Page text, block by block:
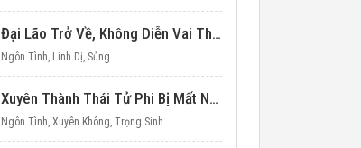
Đại Lão Trở Về, Không Diễn Vai Thiên Kim Giả Nữa
Ngôn Tình, Linh Dị, Sủng
Xuyên Thành Thái Tử Phi Bị Mất Nước
Ngôn Tình, Xuyên Không, Trọng Sinh